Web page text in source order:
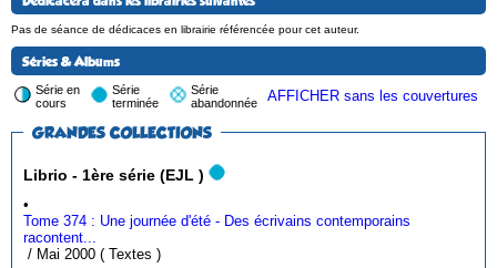
Pas de séance de dédicaces en librairie référencée pour cet auteur.
Séries & Albums
Série en
cours
Série
terminée
Série
abandonnée
AFFICHER sans les couvertures
GRANDES COLLECTIONS
Librio - 1ère série (EJL )
•
Tome 374 : Une journée d'été - Des écrivains contemporains
racontent...
/ Mai 2000 ( Textes )